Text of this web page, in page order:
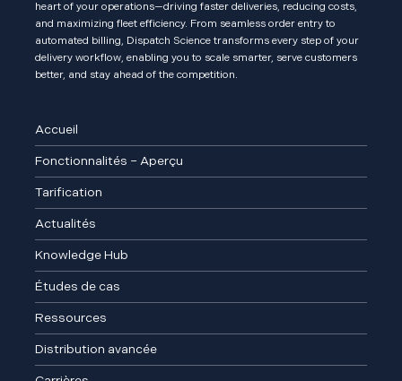
heart of your operations—driving faster deliveries, reducing costs,
and maximizing fleet efficiency. From seamless order entry to
automated billing, Dispatch Science transforms every step of your
delivery workflow, enabling you to scale smarter, serve customers
better, and stay ahead of the competition.
Accueil
Fonctionnalités – Aperçu
Tarification
Actualités
Knowledge Hub
Études de cas
Ressources
Distribution avancée